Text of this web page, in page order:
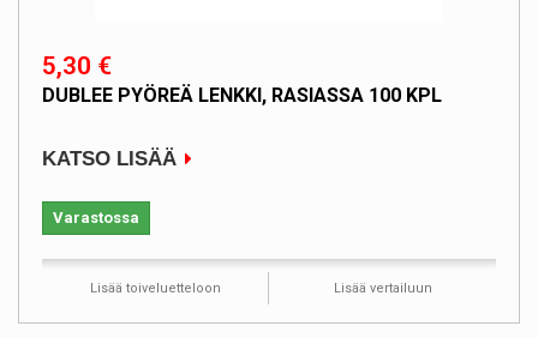
5,30 €
DUBLEE PYÖREÄ LENKKI, RASIASSA 100 KPL
KATSO LISÄÄ
Varastossa
Lisää toiveluetteloon Lisää vertailuun